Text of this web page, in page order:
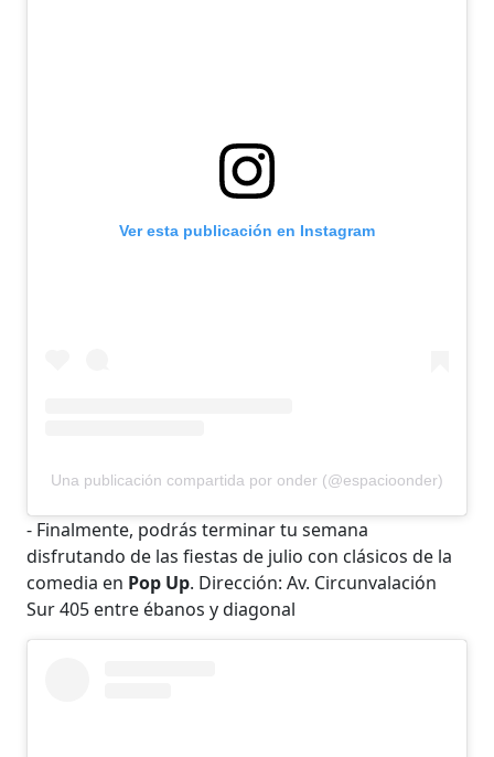
Ver esta publicación en Instagram
Una publicación compartida por onder (@espacioonder)
- Finalmente, podrás terminar tu semana
disfrutando de las fiestas de julio con clásicos de la
comedia en Pop Up. Dirección: Av. Circunvalación
Sur 405 entre ébanos y diagonal